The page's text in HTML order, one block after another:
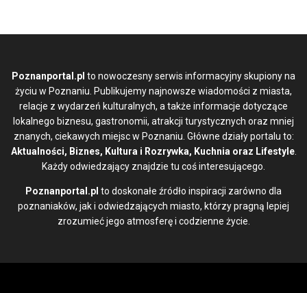
Poznanportal.pl to nowoczesny serwis informacyjny skupiony na
życiu w Poznaniu. Publikujemy najnowsze wiadomości z miasta,
relacje z wydarzeń kulturalnych, a także informacje dotyczące
lokalnego biznesu, gastronomii, atrakcji turystycznych oraz mniej
znanych, ciekawych miejsc w Poznaniu. Główne działy portalu to:
Aktualności, Biznes, Kultura i Rozrywka, Kuchnia oraz Lifestyle.
Każdy odwiedzający znajdzie tu coś interesującego.
Poznanportal.pl to doskonałe źródło inspiracji zarówno dla
poznaniaków, jak i odwiedzających miasto, którzy pragną lepiej
zrozumieć jego atmosferę i codzienne życie.